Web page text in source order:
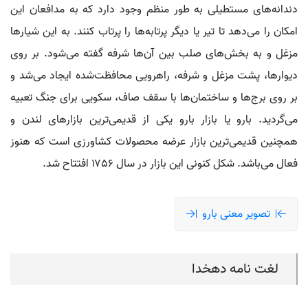
دندانه‌های مستطیلی به طور منظم وجود دارد که به مدافعان این
امکان را می‌دهد تا تیر یا دیگر پرتابه‌ها را پرتاب کنند. به این شیارها
مزغل و به بخش‌های صلب بین آن‌ها شرفه گفته می‌شود. بر روی
دیوارها، پشت مزغل و شرفه، راهرویی محافظت‌شده ایجاد می‌شد و
بر روی برج‌ها و ساختمان‌ها با سقف صاف، سکویی برای جنگ تعبیه
می‌گردید. بارو یا بازار بارو یکی از قدیمی‌ترین بازارهای لندن و
همچنین قدیمی‌ترین بازار عرضه محصولات کشاورزی است که هنوز
فعال می‌باشد. شکل کنونی این بازار در سال ۱۷۵۶ افتتاح شد.
تصویر معنی بارو
لغت نامه دهخدا